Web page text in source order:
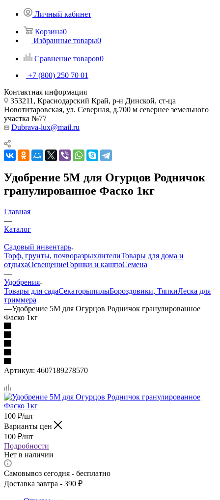
Личный кабинет
Корзина0
Избранные товары0
Сравнение товаров0
+7 (800) 250 70 01
Контактная информация
353211, Краснодарский Край, р-н Динской, ст-ца
Новотитаровская, ул. Северная, д.700 м севернее земельного
участка №77
Dubrava-lux@mail.ru
Удобрение 5М для Огурцов Родничок
гранулированное Фаско 1кг
Главная
—
Каталог
—
Садовый инвентарь
Торф, грунты, почворазрыхлителиТовары для дома и
отдыхаОсвещениеГоршки и кашпоСемена
—
Удобрения
Товары для садаСекаторыпилыБороздовики, ТяпкиЛеска для
триммера
—Удобрение 5М для Огурцов Родничок гранулированное
Фаско 1кг
Артикул: 4607189278570
100 ₽/шт
Варианты цен
100 ₽/шт
Подробности
Нет в наличии
Самовывоз сегодня - бесплатно
Доставка завтра - 390 ₽